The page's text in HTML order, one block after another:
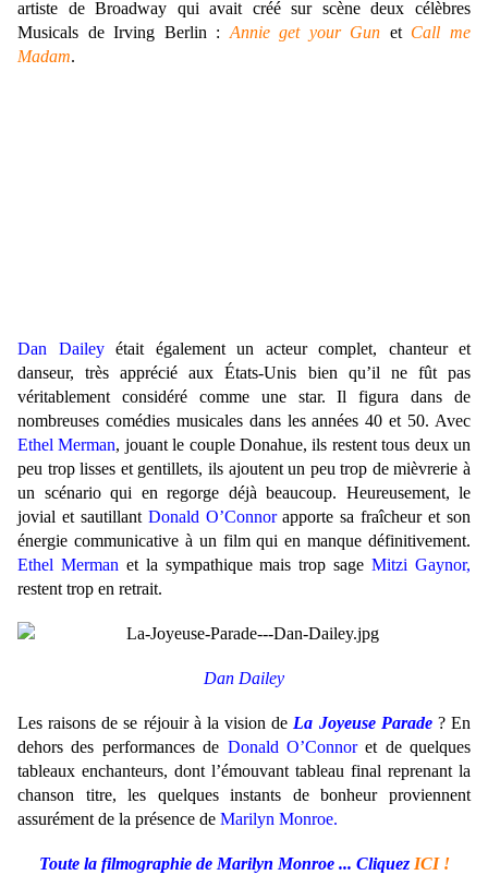
artiste de Broadway qui avait créé sur scène deux célèbres
Musicals de Irving Berlin : Annie get your Gun et Call me
Madam.
Dan Daileyétait également un acteur complet, chanteur et
danseur, très apprécié aux États-Unis bien qu’il ne fût pas
véritablement considéré comme une star. Il figura dans de
nombreuses comédies musicales dans les années 40 et 50. Avec
Ethel Merman, jouant le couple Donahue, ils restent tous deux un
peu trop lisses et gentillets, ils ajoutent un peu trop de mièvrerie à
un scénario qui en regorge déjà beaucoup. Heureusement, le
jovial et sautillant Donald O’Connorapporte sa fraîcheur et son
énergie communicative à un film qui en manque définitivement.
Ethel Merman et la sympathique mais trop sageMitzi Gaynor,
restent trop en retrait.
Dan Dailey
Les raisons de se réjouir à la vision de La Joyeuse Parade? En
dehors des performances de Donald O’Connoret de quelques
tableaux enchanteurs, dont l’émouvant tableau final reprenant la
chanson titre, les quelques instants de bonheur proviennent
assurément de la présence de Marilyn Monroe.
Toute la filmographie de Marilyn Monroe ... Cliquez ICI !